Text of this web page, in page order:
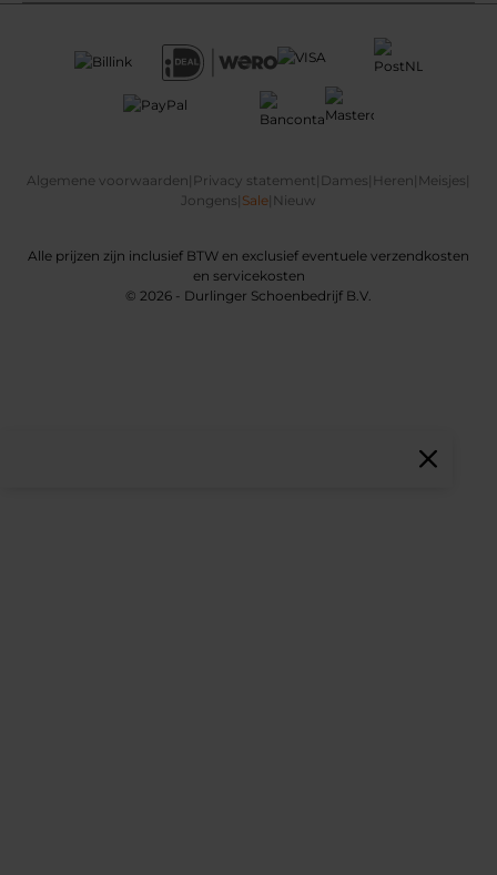
Algemene voorwaarden Privacy statement Dames Heren Meisjes
Jongens Sale Nieuw
Alle prijzen zijn inclusief BTW en exclusief eventuele verzendkosten
en servicekosten
© 2026 - Durlinger Schoenbedrijf B.V.